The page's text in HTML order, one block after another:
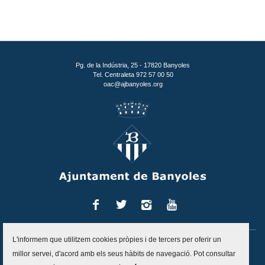
Pg. de la Indústria, 25 - 17820 Banyoles
Tel. Centraleta 972 57 00 50
oac@ajbanyoles.org
Facebook
Twitter Instagram
Inici Contacte Accessibilitat Mapa del lloc
Avís legal
Política de protecció de dades
Politica de cookies
L'informem que utilitzem cookies pròpies i de tercers per oferir un
millor servei, d'acord amb els seus hàbits de navegació. Pot consultar